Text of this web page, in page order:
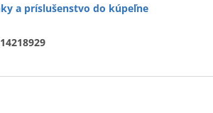
a príslušenstvo do kúpeľne